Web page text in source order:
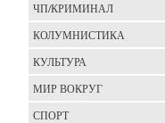
ЧП/КРИМИНАЛ
КОЛУМНИСТИКА
КУЛЬТУРА
МИР ВОКРУГ
СПОРТ